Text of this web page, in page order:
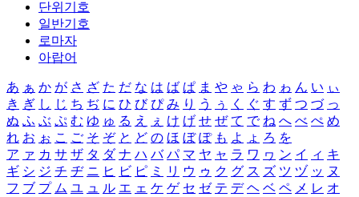
단위기호
일반기호
로마자
아랍어
あ ぁ か が さ ざ た だ な は ば ぱ ま や ゃ ら わ ゎ ん い ぃ
き ぎ し じ ち ぢ に ひ び ぴ み り う ぅ く ぐ す ず つ づ っ
ぬ ふ ぶ ぷ む ゆ ゅ る え ぇ け げ せ ぜ て で ね へ べ ぺ め
れ お ぉ こ ご そ ぞ と ど の ほ ぼ ぽ も よ ょ ろ を
ア ァ カ サ ザ タ ダ ナ ハ バ パ マ ヤ ャ ラ ワ ヮ ン イ ィ キ
ギ シ ジ チ ヂ ニ ヒ ビ ピ ミ リ ウ ゥ ク グ ス ズ ツ ヅ ッ ヌ
フ ブ プ ム ユ ュ ル エ ェ ケ ゲ セ ゼ テ デ ヘ ベ ペ メ レ オ